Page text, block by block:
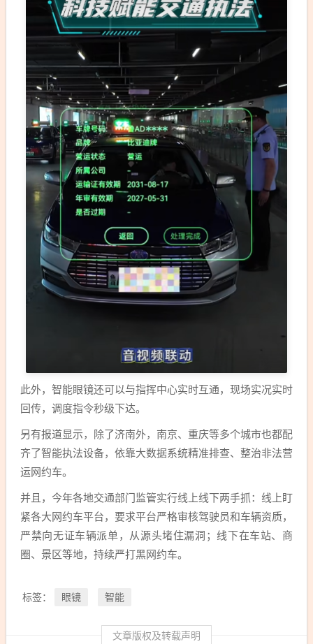
此外，智能眼镜还可以与指挥中心实时互通，现场实况实时
回传，调度指令秒级下达。
另有报道显示，除了济南外，南京、重庆等多个城市也都配
齐了智能执法设备，依靠大数据系统精准排查、整治非法营
运网约车。
并且，今年各地交通部门监管实行线上线下两手抓：线上盯
紧各大网约车平台，要求平台严格审核驾驶员和车辆资质，
严禁向无证车辆派单，从源头堵住漏洞；线下在车站、商
圈、景区等地，持续严打黑网约车。
标签： 眼镜 智能
文章版权及转载声明